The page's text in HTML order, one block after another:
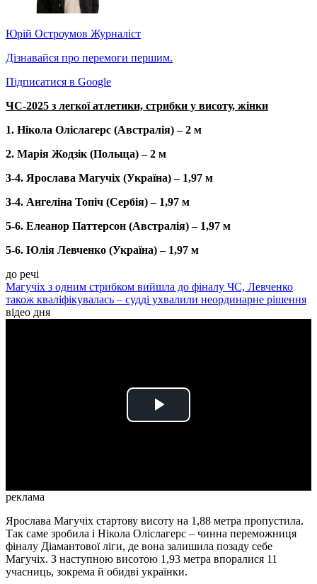
Юрій Остроумов Журналіст
Дізнавайся про перемоги першим.
Підписатися в Google
ЧС-2025 з легкої атлетики, стрибки у висоту, жінки
1. Нікола Оліслагерс (Австралія) – 2 м
2. Марія Жодзік (Польща) – 2 м
3-4. Ярослава Магучіх (Україна) – 1,97 м
3-4. Ангеліна Топіч (Сербія) – 1,97 м
5-6. Елеанор Паттерсон (Австралія) – 1,97 м
5-6. Юлія Левченко (Україна) – 1,97 м
до речі
Магучіх з одним стрибком вийшла до фіналу ЧС, Левченко
також кваліфікувалась – судді ухвалили неординарне рішення
відео дня
Play
реклама
Ярослава Магучіх стартову висоту на 1,88 метра пропустила.
Так саме зробила і Нікола Оліслагерс – чинна переможниця
фіналу Діамантової ліги, де вона залишила позаду себе
Магучіх. З наступною висотою 1,93 метра впоралися 11
учасниць, зокрема й обидві українки.